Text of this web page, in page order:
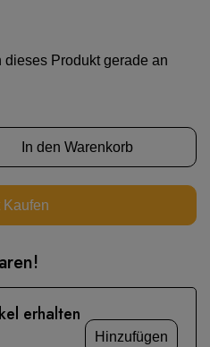
dieses Produkt gerade an
In den Warenkorb
Kaufen
erhalten
Hinzufügen